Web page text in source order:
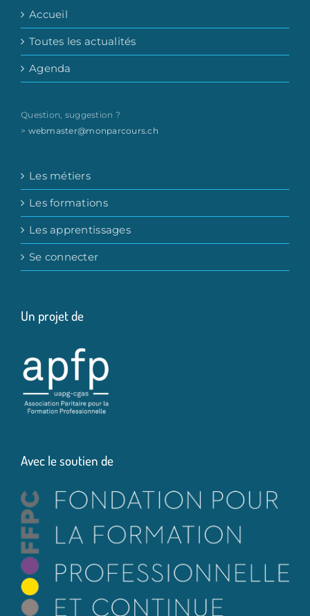
Accueil
Toutes les actualités
Agenda
Question, suggestion ?
> webmaster@monparcours.ch
Les métiers
Les formations
Les apprentissages
Se connecter
Un projet de
Avec le soutien de